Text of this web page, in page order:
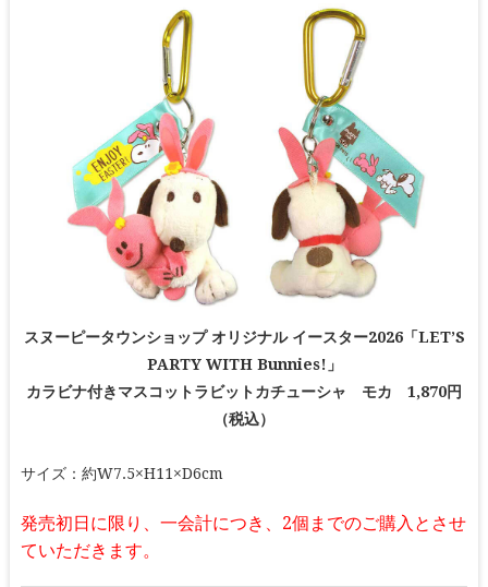
スヌーピータウンショップ オリジナル イースター2026「LET’S
PARTY WITH Bunnies!」
カラビナ付きマスコットラビットカチューシャ モカ 1,870円
（税込）
サイズ：約W7.5×H11×D6cm
発売初日に限り、一会計につき、2個までのご購入とさせ
ていただきます。